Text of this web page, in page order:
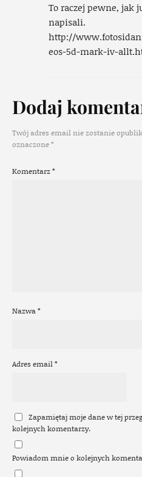
To raczej pewne, jak
napisali.
http://
eos-5d-mark-iv-
Dodaj
Twój adres email nie zostanie
oznaczone*
Komentarz*
Nazwa*
Adres email*
Zapamiętaj moje dane w tej
kolejnych komentarzy.
Powiadom mnie o kolejnych